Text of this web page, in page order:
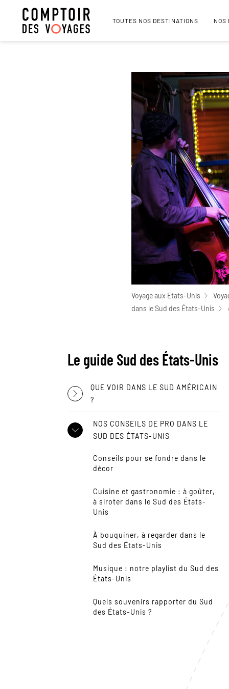
TOUTES NOS DESTINATIONS NOS
Voyage aux Etats-Unis
dans le Sud des États-Unis
Le guide Sud des États-Unis
QUE VOIR DANS LE SUD AMÉRICAIN
?
NOS CONSEILS DE PRO DANS LE
SUD DES ÉTATS-UNIS
Conseils pour se fondre dans le
décor
Cuisine et gastronomie : à goûter,
à siroter dans le Sud des États-
Unis
À bouquiner, à regarder dans le
Sud des États-Unis
Musique : notre playlist du Sud des
États-Unis
Quels souvenirs rapporter du Sud
des États-Unis ?